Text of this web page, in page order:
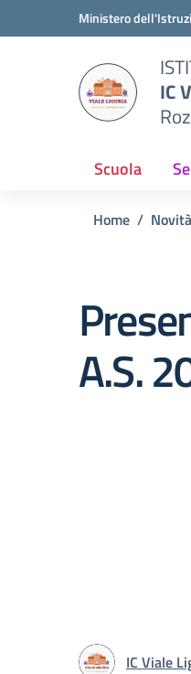
Vai ai contenuti
Vai al menu di navigazione
Ministero
IC
Scuola
Home Novità
A.S.
IC Viale